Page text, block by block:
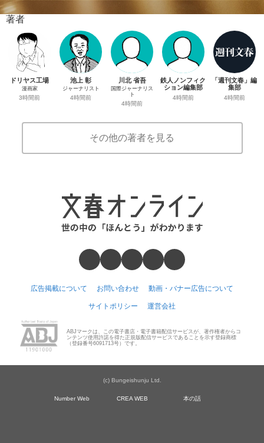
著者
ドリヤス工場
漫画家
3時間前
池上 彰
ジャーナリスト
4時間前
川北 省吾
国際ジャーナリス
ト
4時間前
鉄人ノンフィク
ション編集部
4時間前
「週刊文春」編
集部
4時間前
その他の著者を見る
広告掲載について お問い合わせ 動画・バナー広告について
サイトポリシー 運営会社
ABJマークは、この電子書店・電子書籍配信サービスが、著作権者からコ
ンテンツ使用許諾を得た正規版配信サービスであることを示す登録商標
（登録番号6091713号）です。
(c) Bungeishunju Ltd.
Number Web CREA WEB 本の話